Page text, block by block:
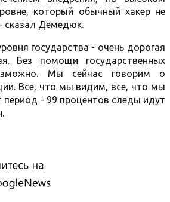
который обычный хакер не
сказал Демедюк.
государства - очень дорогая
Без помощи государственных
Мы сейчас говорим о
Все, что мы видим, все, что мы
период - 99 процентов следы идут